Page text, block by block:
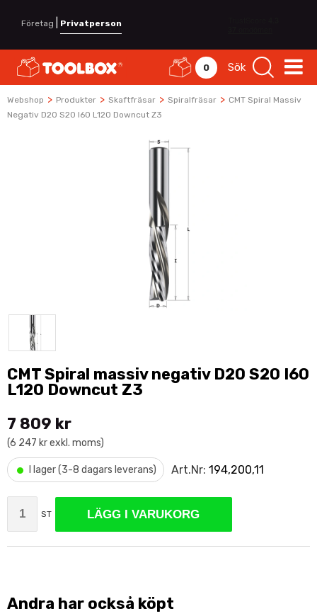
Företag Privatperson
0 Sök
Webshop > Produkter > Skaftfräsar > Spiralfräsar > CMT Spiral Massiv
Negativ D20 S20 I60 L120 Downcut Z3
CMT Spiral massiv negativ D20 S20 I60
L120 Downcut Z3
7 809 kr
(6 247 kr exkl. moms)
• I lager (3-8 dagars leverans) Art.Nr: 194,200,11
ST LÄGG I VARUKORG
Andra har också köpt